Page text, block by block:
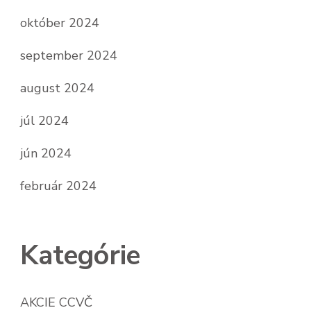
október 2024
september 2024
august 2024
júl 2024
jún 2024
február 2024
Kategórie
AKCIE CCVČ